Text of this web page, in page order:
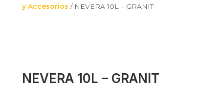
y Accesorios / NEVERA 10L – GRANIT
NEVERA 10L – GRANIT